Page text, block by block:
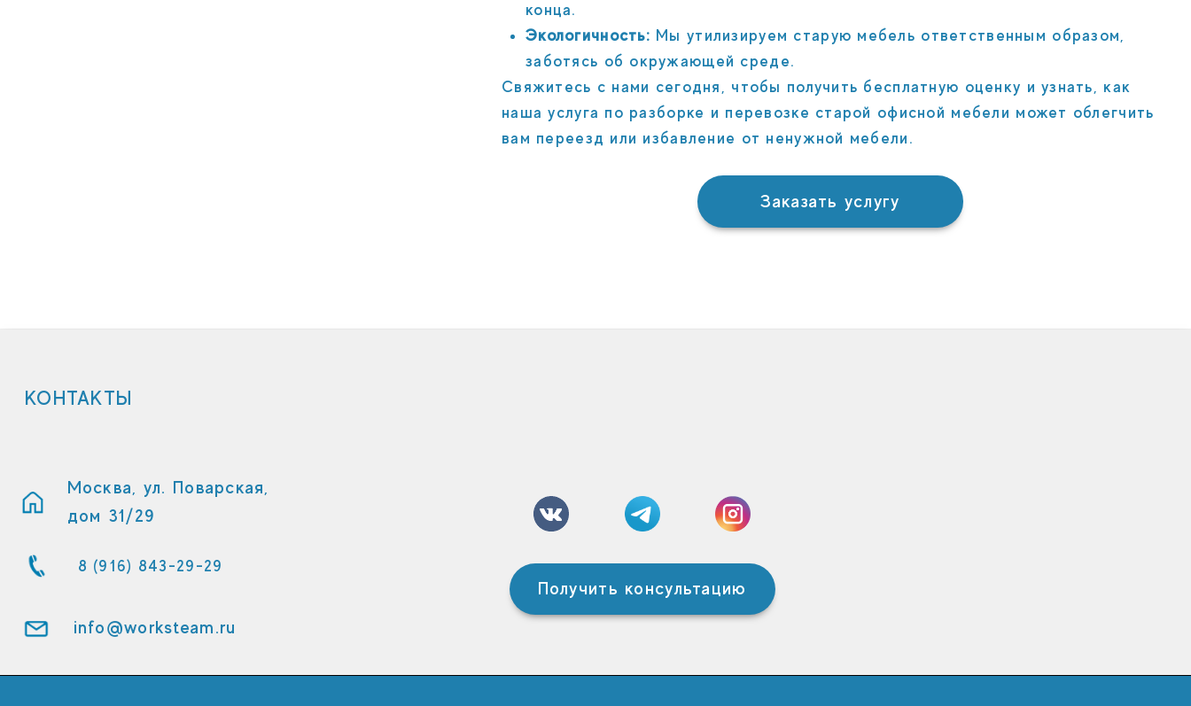
конца.
Экологичность: Мы утилизируем старую мебель ответственным образом,
заботясь об окружающей среде.
Свяжитесь с нами сегодня, чтобы получить бесплатную оценку и узнать, как
наша услуга по разборке и перевозке старой офисной мебели может облегчить
вам переезд или избавление от ненужной мебели.
Заказать услугу
КОНТАКТЫ
Москва, ул. Поварская,
дом 31/29
8 (916) 843-29-29
info@worksteam.ru
Получить консультацию